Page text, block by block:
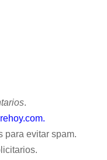
.
para evitar spam.